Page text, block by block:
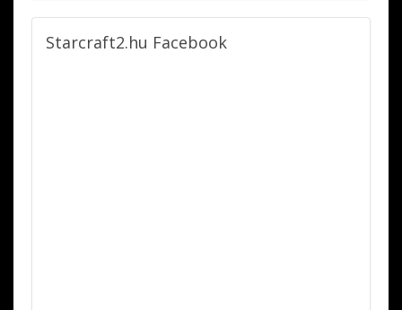
Starcraft2.hu Facebook